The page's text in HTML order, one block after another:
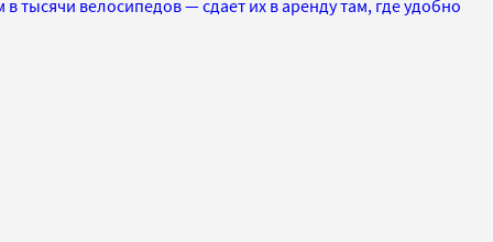
тысячи велосипедов — сдает их в аренду там, где удобно